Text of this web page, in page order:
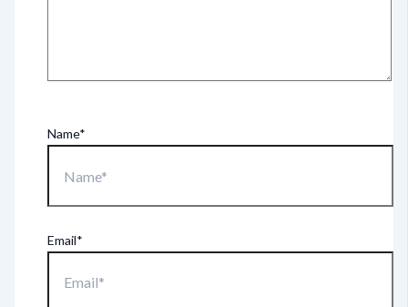
Name*
Email*